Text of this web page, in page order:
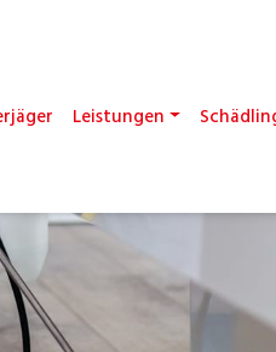
Leistungen